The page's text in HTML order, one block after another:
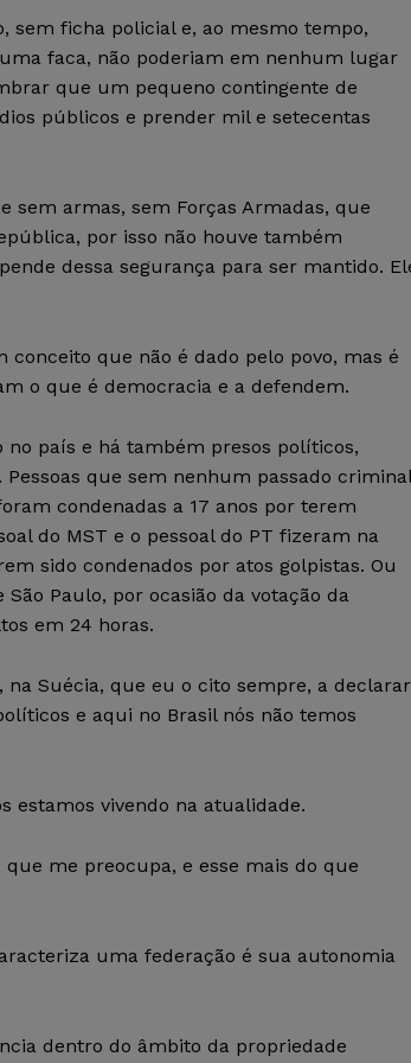
sem ficha policial e, ao mesmo tempo,
faca, não poderiam em nenhum lugar
que um pequeno contingente de
públicos e prender mil e setecentas
sem armas, sem Forças Armadas, que
por isso não houve também
dessa segurança para ser mantido.
que não é dado pelo povo, mas é
o que é democracia e a defendem.
país e há também presos políticos,
que sem nenhum passado
condenadas a 17 anos por terem
do MST e o pessoal do PT fizeram na
sido condenados por atos golpistas. Ou
Paulo, por ocasião da votação da
em 24 horas.
Suécia, que eu o cito sempre, a declarar
e aqui no Brasil nós não temos
estamos vivendo na atualidade.
me preocupa, e esse mais do que
uma federação é sua autonomia
dentro do âmbito da propriedade